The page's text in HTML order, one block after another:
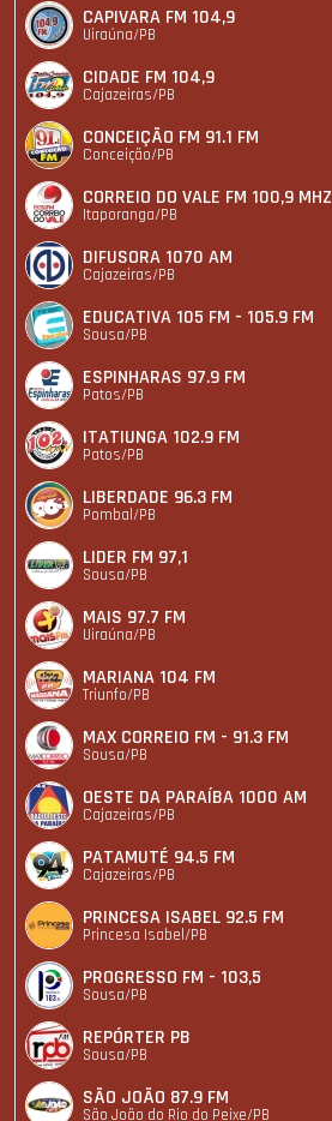
CAPIVARA FM 104,9
Uiraúna/PB
CIDADE FM 104,9
Cajazeiras/PB
CONCEIÇÃO FM 91.1 FM
Conceição/PB
CORREIO DO VALE FM 100,9 MHZ
Itaporanga/PB
DIFUSORA 1070 AM
Cajazeiras/PB
EDUCATIVA 105 FM - 105.9 FM
Sousa/PB
ESPINHARAS 97.9 FM
Patos/PB
ITATIUNGA 102.9 FM
Patos/PB
LIBERDADE 96.3 FM
Pombal/PB
LIDER FM 97,1
Sousa/PB
MAIS 97.7 FM
Uiraúna/PB
MARIANA 104 FM
Triunfo/PB
MAX CORREIO FM - 91.3 FM
Sousa/PB
OESTE DA PARAÍBA 1000 AM
Cajazeiras/PB
PATAMUTÉ 94.5 FM
Cajazeiras/PB
PRINCESA ISABEL 92.5 FM
Princesa Isabel/PB
PROGRESSO FM - 103,5
Sousa/PB
REPÓRTER PB
Sousa/PB
SÃO JOÃO 87.9 FM
São João do Rio do Peixe/PB